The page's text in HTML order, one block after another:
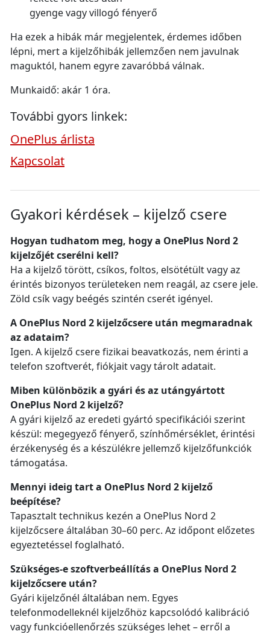
gyenge vagy villogó fényerő
Ha ezek a hibák már megjelentek, érdemes időben
lépni, mert a kijelzőhibák jellemzően nem javulnak
maguktól, hanem egyre zavaróbbá válnak.
Munkaidő: akár 1 óra.
További gyors linkek:
OnePlus árlista
Kapcsolat
Gyakori kérdések – kijelző csere
Hogyan tudhatom meg, hogy a OnePlus Nord 2
kijelzőjét cserélni kell?
Ha a kijelző törött, csíkos, foltos, elsötétült vagy az
érintés bizonyos területeken nem reagál, az csere jele.
Zöld csík vagy beégés szintén cserét igényel.
A OnePlus Nord 2 kijelzőcsere után megmaradnak
az adataim?
Igen. A kijelző csere fizikai beavatkozás, nem érinti a
telefon szoftverét, fiókjait vagy tárolt adatait.
Miben különbözik a gyári és az utángyártott
OnePlus Nord 2 kijelző?
A gyári kijelző az eredeti gyártó specifikációi szerint
készül: megegyező fényerő, színhőmérséklet, érintési
érzékenység és a készülékre jellemző kijelzőfunkciók
támogatása.
Mennyi ideig tart a OnePlus Nord 2 kijelző
beépítése?
Tapasztalt technikus kezén a OnePlus Nord 2
kijelzőcsere általában 30–60 perc. Az időpont előzetes
egyeztetéssel foglalható.
Szükséges-e szoftverbeállítás a OnePlus Nord 2
kijelzőcsere után?
Gyári kijelzőnél általában nem. Egyes
telefonmodelleknél kijelzőhöz kapcsolódó kalibráció
vagy funkcióellenőrzés szükséges lehet – erről a